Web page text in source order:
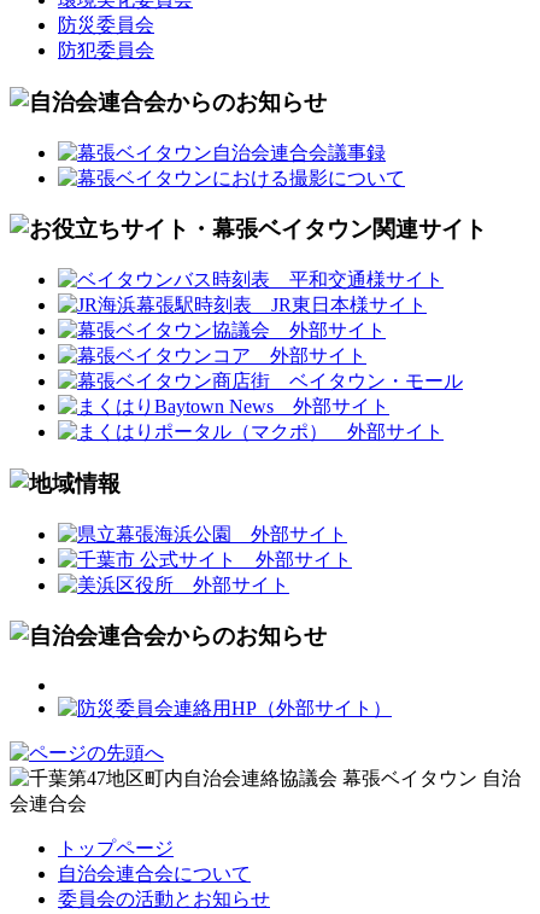
防災委員会
防犯委員会
トップページ
自治会連合会について
委員会の活動とお知らせ